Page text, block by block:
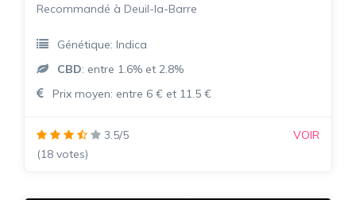
Recommandé à Deuil-la-Barre
Génétique: Indica
CBD: entre 1.6% et 2.8%
Prix moyen: entre 6 € et 11.5 €
3.5/5
(18 votes)
VOIR